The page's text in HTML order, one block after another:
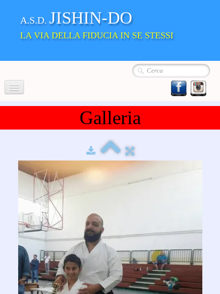
A.S.D. JISHIN-DO
LA VIA DELLA FIDUCIA IN SE STESSI
Home
Album
Dove siamo
Galleria